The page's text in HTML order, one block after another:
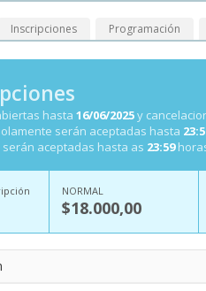
Inscripciones Programación
hasta 16/06/2025y
serán aceptadas hasta
serán aceptadas hasta as 23:59
NORMAL
$18.000,00